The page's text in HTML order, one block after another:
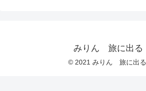
みりん 旅に出る
© 2021 みりん 旅に出る.